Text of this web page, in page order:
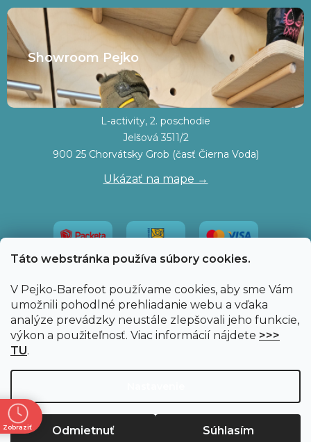
Táto webstránka používa súbory cookies.
V Pejko-Barefoot používame cookies, aby sme Vám
umožnili pohodlné prehliadanie webu a vďaka
analýze prevádzky neustále zlepšovali jeho funkcie,
výkon a použiteľnosť. Viac informácií nájdete >>>
TU.
Odmietnuť Súhlasím
Showroom Pejko
L-activity, 2. poschodie
Jelšová 3511/2
900 25 Chorvátsky Grob (časť Čierna Voda)
Ukázať na mape →
Copyright 2026Pejko-Barefoot.sk. Všetky práva
vyhradené.
Upraviť nastavenie cookies
Zobraziť